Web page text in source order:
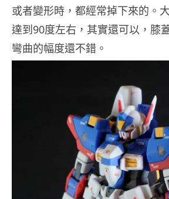
或者變形時，都經常掉下來的。
達到90度左右，其實還可以，膝
彎曲的幅度還不錯。